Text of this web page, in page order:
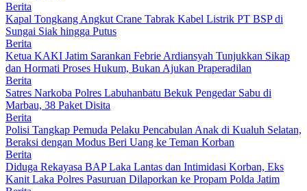
Berita
Kapal Tongkang Angkut Crane Tabrak Kabel Listrik PT BSP di
Sungai Siak hingga Putus
Berita
Ketua KAKI Jatim Sarankan Febrie Ardiansyah Tunjukkan Sikap
dan Hormati Proses Hukum, Bukan Ajukan Praperadilan
Berita
Satres Narkoba Polres Labuhanbatu Bekuk Pengedar Sabu di
Marbau, 38 Paket Disita
Berita
Polisi Tangkap Pemuda Pelaku Pencabulan Anak di Kualuh Selatan,
Beraksi dengan Modus Beri Uang ke Teman Korban
Berita
Diduga Rekayasa BAP Laka Lantas dan Intimidasi Korban, Eks
Kanit Laka Polres Pasuruan Dilaporkan ke Propam Polda Jatim